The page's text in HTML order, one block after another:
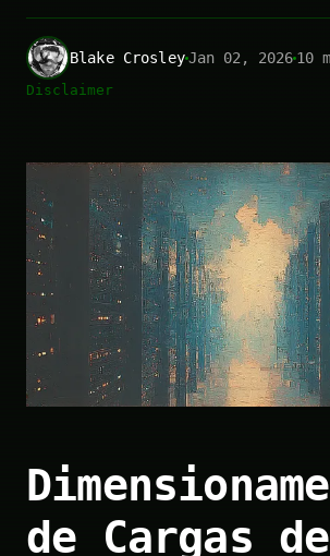
Blake CrosleyJan 02, 202610
Disclaimer
de Cargas de